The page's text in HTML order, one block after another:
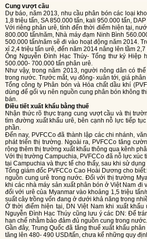
Cung vượt cầu
Dự báo, năm 2013, nhu cầu phân bón các loại khoảng 10,3 triệu tấn, trong đó phân urê 1,9- 2 triệu tấn, NPK 3,8 triệu tấn, phân lân
1,8 triệu tấn, SA 850.000 tấn, kali 950.000 tấn,
Với riêng phân urê, tính đến thời điểm hiện tại, nước ta có Nhà máy đạm Cà Mau công suất 800.000 tấn/năm, Nhà máy đạm Phú Mỹ
800.000 tấn/năm, Nhà máy đạm Ninh Bình
500.000 tấn/năm sẽ đi vào hoạt động năm 2014.
xỉ 2,4 triệu tấn urê, đến năm 2014 nâng lên tầm 2,7
Ông Nguyễn Đình Hạc Thúy- Tổng thư ký Hiệp hội Phân bón Việt Nam- nhận định: Từ năm 2013, Việt Nam có thể xuất khẩu
500.000- 700.000 tấn phân urê.
Như vậy, trong năm 2013, người nông dân có thể hoàn yên tâm về nguồn cung phân bón cũng như sự ổn định về giá phân urê
trong nước. Trước mắt, vụ đông- xuân tới, giá
Tổng công ty Phân bón và Hóa chất dầu khí (PVFCCo) sẽ sản xuất khoảng 770.000 tấn, cộng với 30 nghìn tấn phân bón dự trữ
dùng để gối vụ nên nguồn cung phân bón không
bán.
Điều tiết xuất khẩu bằng thuế
Nhận thức rõ thực trạng cung vượt cầu và thị trường urê sẽ bước vào cuộc cạnh tranh gay gắt nên từ mấy năm trước, PVFCCo đã
tìm đường xuất khẩu urê, bên cạnh nỗ lực tiếp
phần.
Đến nay, PVFCCo đã thành lập các chi nhánh, văn phòng đại diện tại Campuchia, Myanmar cùng với nhiều hoạt động chuẩn bị và
phát triển thị trường. Ngoài ra, PVFCCo tăng
rộng thêm thị trường xuất khẩu thông qua kênh
Với thị trường Campuchia, PVFCCo đã nỗ lực xúc tiến và xuất khẩu tốt. PVFCCo đã tổ chức mô hình trình diễn sử dụng đạm Phú Mỹ
tại Campuchia và thực tế cho thấy, sau khi sử
Tổng giám đốc PVFCCo Cao Hoài Dương cho biết: Năm 2013, tổng công ty dự kiến sẽ đẩy mạnh xuất khẩu, bên cạnh việc bảo đảm
nguồn cung urê trong nước. Đối với thị trường
khi các nhà máy sản xuất phân bón ở Việt Nam
đối với urê của Myanmar vào khoảng 1,5 triệu
suất cây trồng vốn đang ở dưới khả năng trong
Ở thời điểm hiện tại, DN Việt Nam khi xuất khẩu urê sẽ có lợi thế cạnh tranh do giá thành rẻ hơn một số nước. Tuy nhiên, ông
Nguyễn Đình Hạc Thúy cũng lưu ý các DN: Để
hạn chế nhằm bảo đảm đủ nguồn cung trong nước.
Gần đây, Trung Quốc đã tăng thuế xuất khẩu phân bón lên rất cao: Mức giá tham chiếu xuất khẩu urê từ 400 - 470 USD/tấn, sau đó
tăng lên 480- 490 USD/tấn, chưa kể những quy